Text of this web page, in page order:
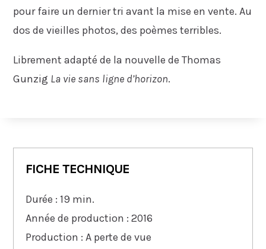
pour faire un dernier tri avant la mise en vente. Au
dos de vieilles photos, des poèmes terribles.
Librement adapté de la nouvelle de Thomas
Gunzig La vie sans ligne d’horizon.
FICHE TECHNIQUE
Durée : 19 min.
Année de production : 2016
Production : A perte de vue